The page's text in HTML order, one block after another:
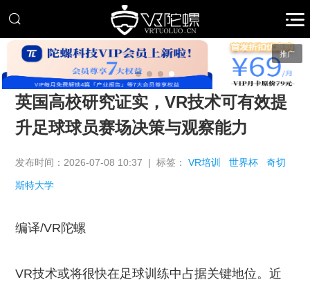
推广
英国高校研究证实，VR技术可有效提
升足球球员赛场决策与观察能力
发布时间：2026-07-08 10:37 | 标签：VR培训 世界杯 奇切
斯特大学
编译/VR陀螺
VR技术或将很快在足球训练中占据关键地位。近